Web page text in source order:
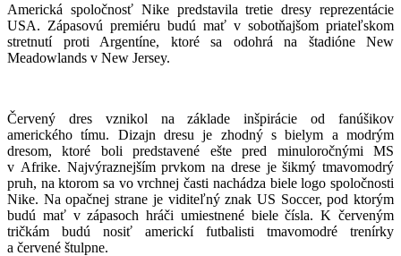
Americká spoločnosť Nike predstavila tretie dresy reprezentácie
USA. Zápasovú premiéru budú mať v sobotňajšom priateľskom
stretnutí proti Argentíne, ktoré sa odohrá na štadióne New
Meadowlands v New Jersey.
Červený dres vznikol na základe inšpirácie od fanúšikov
amerického tímu. Dizajn dresu je zhodný s bielym a modrým
dresom, ktoré boli predstavené ešte pred minuloročnými MS
v Afrike. Najvýraznejším prvkom na drese je šikmý tmavomodrý
pruh, na ktorom sa vo vrchnej časti nachádza biele logo spoločnosti
Nike. Na opačnej strane je viditeľný znak US Soccer, pod ktorým
budú mať v zápasoch hráči umiestnené biele čísla. K červeným
tričkám budú nosiť americkí futbalisti tmavomodré trenírky
a červené štulpne.